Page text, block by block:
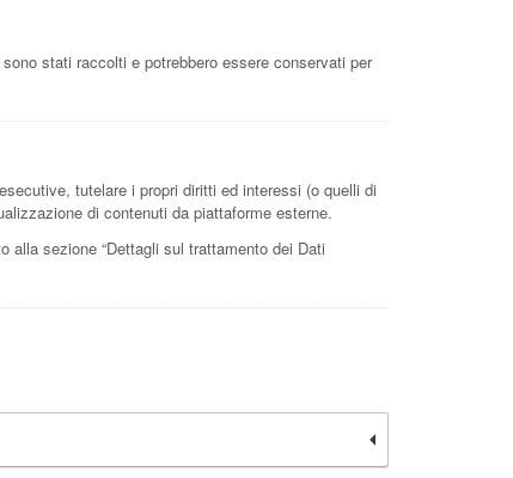
stati raccolti e potrebbero essere conservati per
tutelare i propri diritti ed interessi (o quelli di
di contenuti da piattaforme esterne.
alla sezione “Dettagli sul trattamento dei Dati